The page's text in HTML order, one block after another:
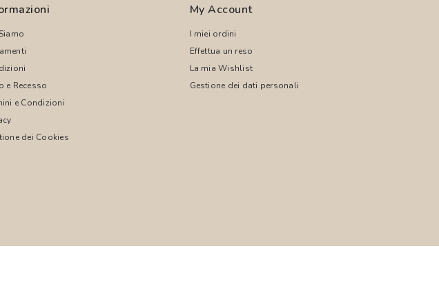
e Recesso
e Condizioni
dei Cookies
My Account
I miei ordini
Effettua un reso
La mia Wishlist
Gestione dei dati personali